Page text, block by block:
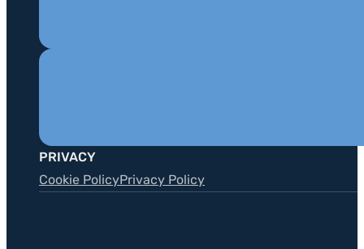
PRIVACY
Cookie PolicyPrivacy Policy